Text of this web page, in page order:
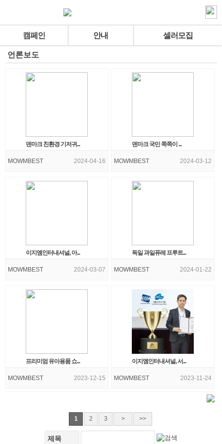
캠페인 안내 셀러모집
언론보도
덴마크 친환경 기저귀...
MOWMBEST 2024-04-16
덴마크 국민 쪽쪽이 ...
MOWMBEST 2024-03-12
이지엠인터내셔널, 아...
MOWMBEST 2024-03-07
독일 과일퓨레 프루트...
MOWMBEST 2024-01-22
프리미엄 유아용품 쇼...
MOWMBEST 2023-12-15
이지엠인터내셔널, 서...
MOWMBEST 2023-11-24
1 2 3 > >>